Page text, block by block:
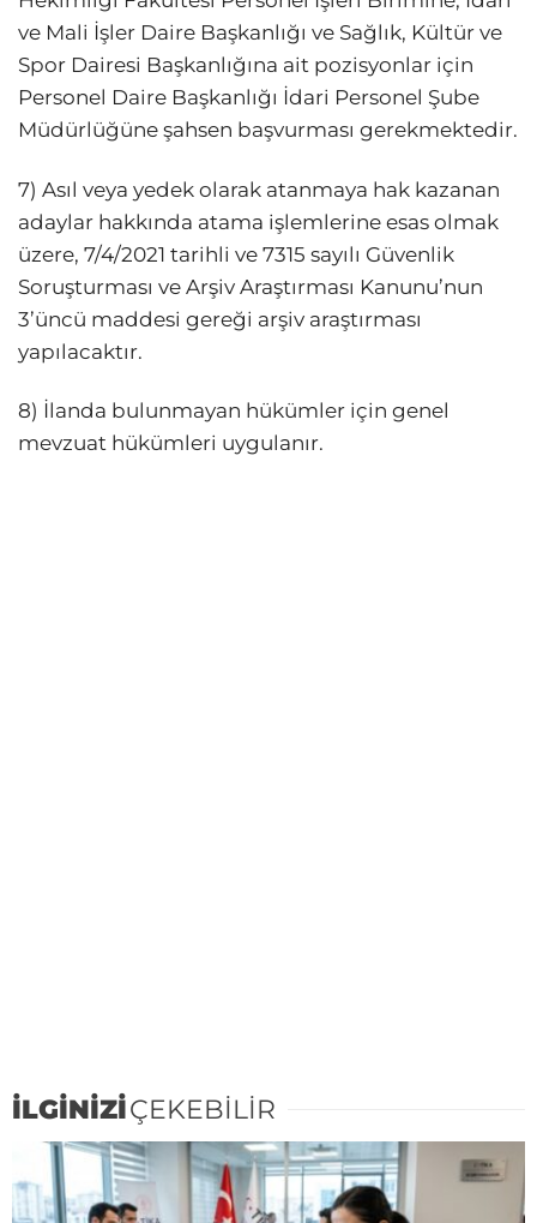
ve Mali İşler Daire Başkanlığı ve Sağlık, Kültür ve
Spor Dairesi Başkanlığına ait pozisyonlar için
Personel Daire Başkanlığı İdari Personel Şube
Müdürlüğüne şahsen başvurması gerekmektedir.
7) Asıl veya yedek olarak atanmaya hak kazanan
adaylar hakkında atama işlemlerine esas olmak
üzere, 7/4/2021 tarihli ve 7315 sayılı Güvenlik
Soruşturması ve Arşiv Araştırması Kanunu’nun
3’üncü maddesi gereği arşiv araştırması
yapılacaktır.
8) İlanda bulunmayan hükümler için genel
mevzuat hükümleri uygulanır.
İLGİNİZİÇEKEBİLİR